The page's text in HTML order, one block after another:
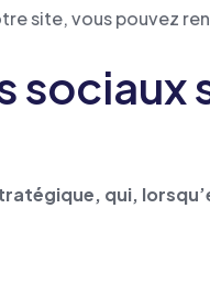
site, vous pouvez
qui,